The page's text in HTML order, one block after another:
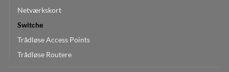
Netværkskort
Switche
Trådløse Access Points
Trådløse Routere